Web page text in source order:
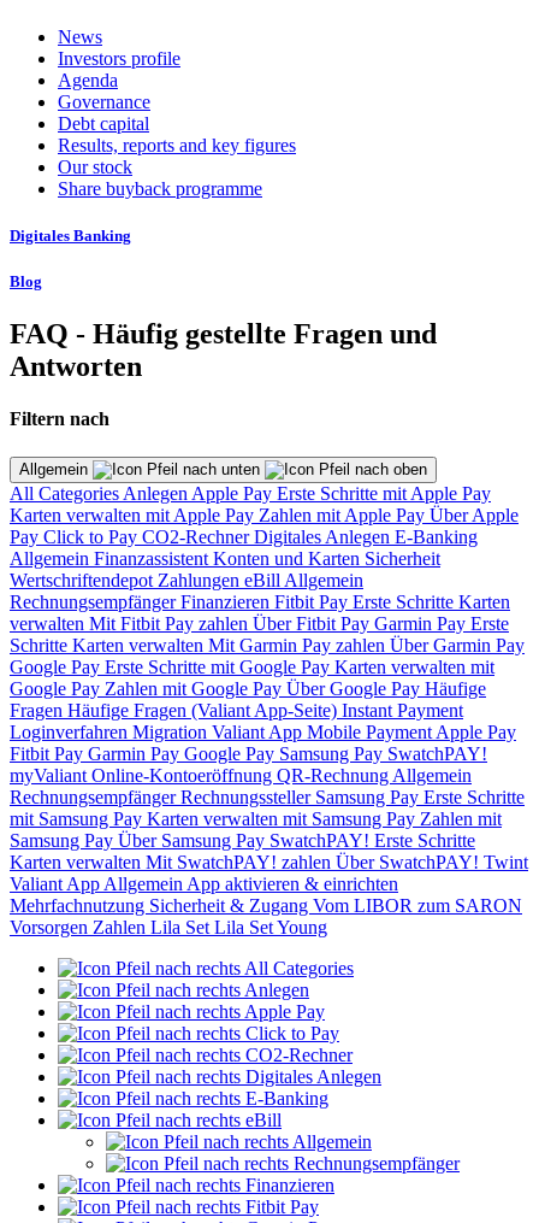
News
Investors profile
Agenda
Governance
Debt capital
Results, reports and key figures
Our stock
Share buyback programme
Digitales Banking
Blog
FAQ - Häufig gestellte Fragen und
Antworten
Filtern nach
Allgemein
All Categories Anlegen Apple Pay Erste Schritte mit Apple Pay
Karten verwalten mit Apple Pay Zahlen mit Apple Pay Über Apple
Pay Click to Pay CO2-RechnerDigitales Anlegen E-Banking
Allgemein Finanzassistent Konten und Karten Sicherheit
Wertschriftendepot Zahlungen eBill Allgemein
RechnungsempfängerFinanzieren Fitbit Pay Erste Schritte Karten
verwalten Mit Fitbit Pay zahlen Über Fitbit Pay Garmin Pay Erste
Schritte Karten verwalten Mit Garmin Pay zahlen Über Garmin Pay
Google Pay Erste Schritte mit Google Pay Karten verwalten mit
Google Pay Zahlen mit Google Pay Über Google Pay Häufige
Fragen Häufige Fragen (Valiant App-Seite) Instant Payment
Loginverfahren Migration Valiant App Mobile Payment Apple Pay
Fitbit Pay Garmin Pay Google Pay Samsung Pay SwatchPAY!
myValiant Online-Kontoeröffnung QR-Rechnung Allgemein
RechnungsempfängerRechnungssteller Samsung Pay Erste Schritte
mit Samsung Pay Karten verwalten mit Samsung Pay Zahlen mit
Samsung Pay Über Samsung Pay SwatchPAY! Erste Schritte
Karten verwalten Mit SwatchPAY! zahlen Über SwatchPAY! Twint
Valiant App Allgemein App aktivieren & einrichten
Mehrfachnutzung Sicherheit & Zugang Vom LIBOR zum SARON
Vorsorgen Zahlen Lila Set Lila Set Young
All Categories
Anlegen
Apple Pay
Click to Pay
CO2-Rechner
Digitales Anlegen
E-Banking
eBill
Allgemein
Rechnungsempfänger
Finanzieren
Fitbit Pay